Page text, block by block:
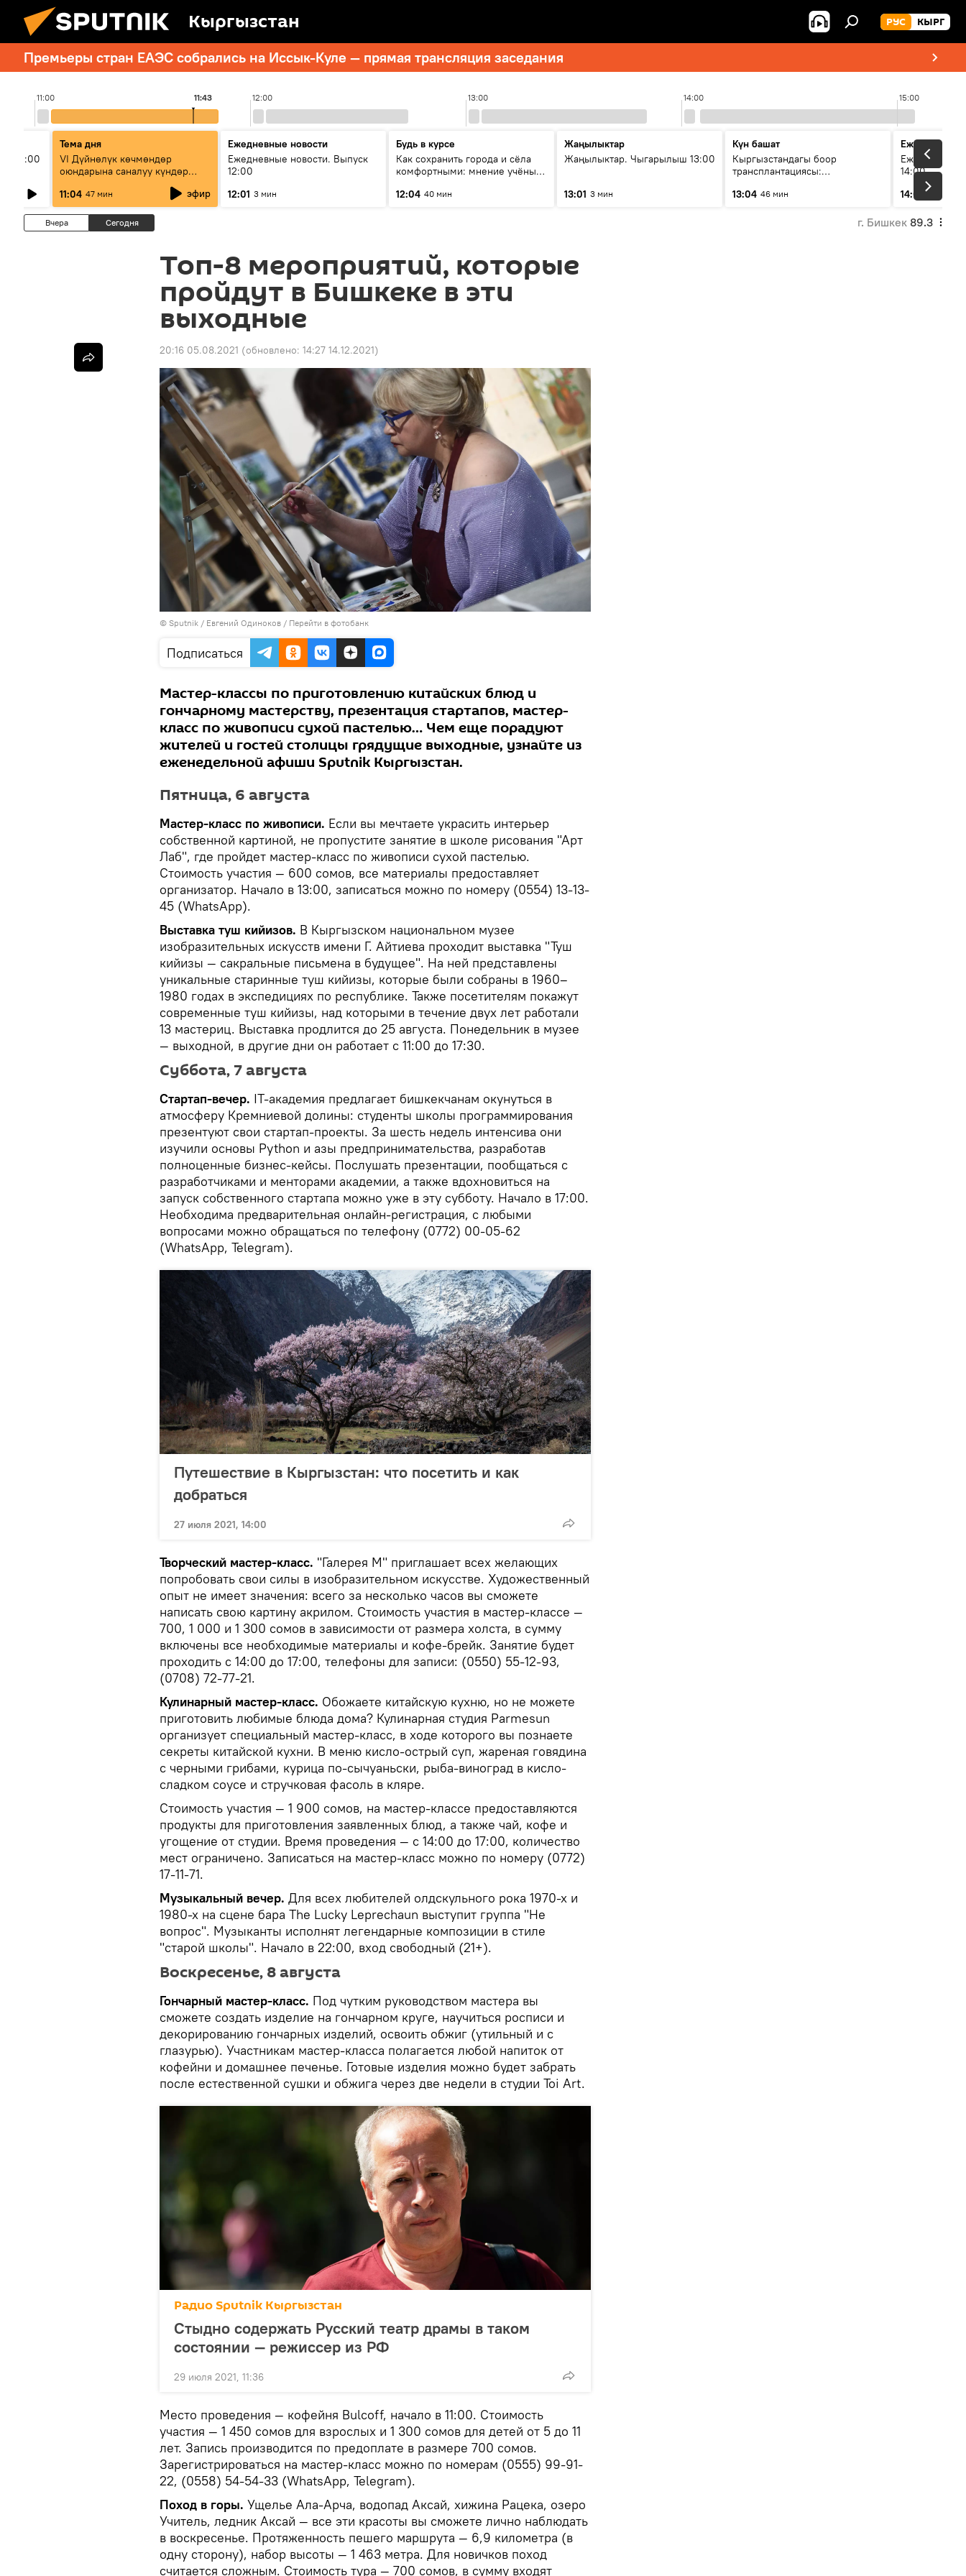
Кыргызстан РУС КЫРГ
Премьеры стран ЕАЭС собрались на Иссык-Куле — прямая трансляция заседания
11:00 12:00 13:00 14:00 15:00
11:43
11:00
Тема дня
VI Дүйнөлүк көчмөндөр
оюндарына саналуу күндөр
калды: даярдык иштери кайсы
этапка жетти?
11:04 47 мин эфир
Ежедневные новости
Ежедневные новости. Выпуск
12:00
12:01 3 мин
Будь в курсе
Как сохранить города и сёла
комфортными: мнение учёных
12:04 40 мин
Жаңылыктар
Жаңылыктар. Чыгарылыш 13:00
13:01 3 мин
Күн башат
Кыргызстандагы боор
трансплантациясы:
келечеги
13:04 46 мин
Ежедневные
Ежедневные
14:00
14:01
3 мин
Вчера Сегодня г. Бишкек 89.3
Топ-8 мероприятий, которые
пройдут в Бишкеке в эти
выходные
20:16 05.08.2021 (обновлено: 14:27 14.12.2021)
© Sputnik / Евгений Одиноков / Перейти в фотобанк
Подписаться
Мастер-классы по приготовлению китайских блюд и
гончарному мастерству, презентация стартапов, мастер-
класс по живописи сухой пастелью… Чем еще порадуют
жителей и гостей столицы грядущие выходные, узнайте из
еженедельной афиши Sputnik Кыргызстан.
Пятница, 6 августа
Мастер-класс по живописи. Если вы мечтаете украсить интерьер
собственной картиной, не пропустите занятие в школе рисования "Арт
Лаб", где пройдет мастер-класс по живописи сухой пастелью.
Стоимость участия — 600 сомов, все материалы предоставляет
организатор. Начало в 13:00, записаться можно по номеру (0554) 13-13-
45 (WhatsApp).
Выставка туш кийизов. В Кыргызском национальном музее
изобразительных искусств имени Г. Айтиева проходит выставка "Туш
кийизы — сакральные письмена в будущее". На ней представлены
уникальные старинные туш кийизы, которые были собраны в 1960–
1980 годах в экспедициях по республике. Также посетителям покажут
современные туш кийизы, над которыми в течение двух лет работали
13 мастериц. Выставка продлится до 25 августа. Понедельник в музее
— выходной, в другие дни он работает с 11:00 до 17:30.
Суббота, 7 августа
Стартап-вечер. IT-академия предлагает бишкекчанам окунуться в
атмосферу Кремниевой долины: студенты школы программирования
презентуют свои стартап-проекты. За шесть недель интенсива они
изучили основы Python и азы предпринимательства, разработав
полноценные бизнес-кейсы. Послушать презентации, пообщаться с
разработчиками и менторами академии, а также вдохновиться на
запуск собственного стартапа можно уже в эту субботу. Начало в 17:00.
Необходима предварительная онлайн-регистрация, с любыми
вопросами можно обращаться по телефону (0772) 00-05-62
(WhatsApp, Telegram).
Путешествие в Кыргызстан: что посетить и как
добраться
27 июля 2021, 14:00
Творческий мастер-класс. "Галерея М" приглашает всех желающих
попробовать свои силы в изобразительном искусстве. Художественный
опыт не имеет значения: всего за несколько часов вы сможете
написать свою картину акрилом. Стоимость участия в мастер-классе —
700, 1 000 и 1 300 сомов в зависимости от размера холста, в сумму
включены все необходимые материалы и кофе-брейк. Занятие будет
проходить с 14:00 до 17:00, телефоны для записи: (0550) 55-12-93,
(0708) 72-77-21.
Кулинарный мастер-класс. Обожаете китайскую кухню, но не можете
приготовить любимые блюда дома? Кулинарная студия Parmesun
организует специальный мастер-класс, в ходе которого вы познаете
секреты китайской кухни. В меню кисло-острый суп, жареная говядина
с черными грибами, курица по-сычуаньски, рыба-виноград в кисло-
сладком соусе и стручковая фасоль в кляре.
Стоимость участия — 1 900 сомов, на мастер-классе предоставляются
продукты для приготовления заявленных блюд, а также чай, кофе и
угощение от студии. Время проведения — с 14:00 до 17:00, количество
мест ограничено. Записаться на мастер-класс можно по номеру (0772)
17-11-71.
Музыкальный вечер. Для всех любителей олдскульного рока 1970-х и
1980-х на сцене бара The Lucky Leprechaun выступит группа "Не
вопрос". Музыканты исполнят легендарные композиции в стиле
"старой школы". Начало в 22:00, вход свободный (21+).
Воскресенье, 8 августа
Гончарный мастер-класс. Под чутким руководством мастера вы
сможете создать изделие на гончарном круге, научиться росписи и
декорированию гончарных изделий, освоить обжиг (утильный и с
глазурью). Участникам мастер-класса полагается любой напиток от
кофейни и домашнее печенье. Готовые изделия можно будет забрать
после естественной сушки и обжига через две недели в студии Toi Art.
Радио Sputnik Кыргызстан
Стыдно содержать Русский театр драмы в таком
состоянии — режиссер из РФ
29 июля 2021, 11:36
Место проведения — кофейня Bulcoff, начало в 11:00. Стоимость
участия — 1 450 сомов для взрослых и 1 300 сомов для детей от 5 до 11
лет. Запись производится по предоплате в размере 700 сомов.
Зарегистрироваться на мастер-класс можно по номерам (0555) 99-91-
22, (0558) 54-54-33 (WhatsApp, Telegram).
Поход в горы. Ущелье Ала-Арча, водопад Аксай, хижина Рацека, озеро
Учитель, ледник Аксай — все эти красоты вы сможете лично наблюдать
в воскресенье. Протяженность пешего маршрута — 6,9 километра (в
одну сторону), набор высоты — 1 463 метра. Для новичков поход
считается сложным. Стоимость тура — 700 сомов, в сумму входят